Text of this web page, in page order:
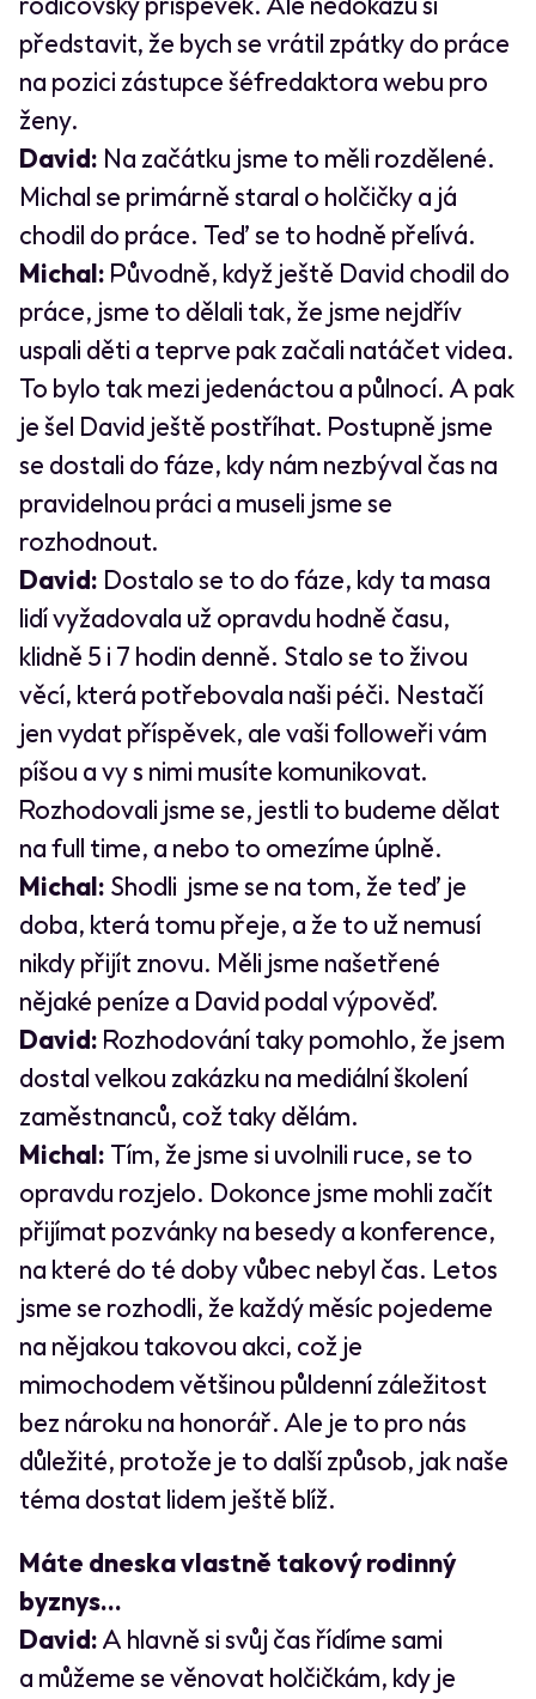
představit, že bych se vrátil zpátky do práce
na pozici zástupce šéfredaktora webu pro
ženy.
David: Na začátku jsme to měli rozdělené.
Michal se primárně staral o holčičky a já
chodil do práce. Teď se to hodně přelívá.
Michal: Původně, když ještě David chodil do
práce, jsme to dělali tak, že jsme nejdřív
uspali děti a teprve pak začali natáčet videa.
To bylo tak mezi jedenáctou a půlnocí. A pak
je šel David ještě postříhat. Postupně jsme
se dostali do fáze, kdy nám nezbýval čas na
pravidelnou práci a museli jsme se
rozhodnout.
David: Dostalo se to do fáze, kdy ta masa
lidí vyžadovala už opravdu hodně času,
klidně 5 i 7 hodin denně. Stalo se to živou
věcí, která potřebovala naši péči. Nestačí
jen vydat příspěvek, ale vaši followeři vám
píšou a vy s nimi musíte komunikovat.
Rozhodovali jsme se, jestli to budeme dělat
na full time, a nebo to omezíme úplně.
Michal: Shodli jsme se na tom, že teď je
doba, která tomu přeje, a že to už nemusí
nikdy přijít znovu. Měli jsme našetřené
nějaké peníze a David podal výpověď.
David: Rozhodování taky pomohlo, že jsem
dostal velkou zakázku na mediální školení
zaměstnanců, což taky dělám.
Michal: Tím, že jsme si uvolnili ruce, se to
opravdu rozjelo. Dokonce jsme mohli začít
přijímat pozvánky na besedy a konference,
na které do té doby vůbec nebyl čas. Letos
jsme se rozhodli, že každý měsíc pojedeme
na nějakou takovou akci, což je
mimochodem většinou půldenní záležitost
bez nároku na honorář. Ale je to pro nás
důležité, protože je to další způsob, jak naše
téma dostat lidem ještě blíž.
Máte dneska vlastně takový rodinný
byznys…
David:A hlavně si svůj čas řídíme sami
a můžeme se věnovat holčičkám, kdy je